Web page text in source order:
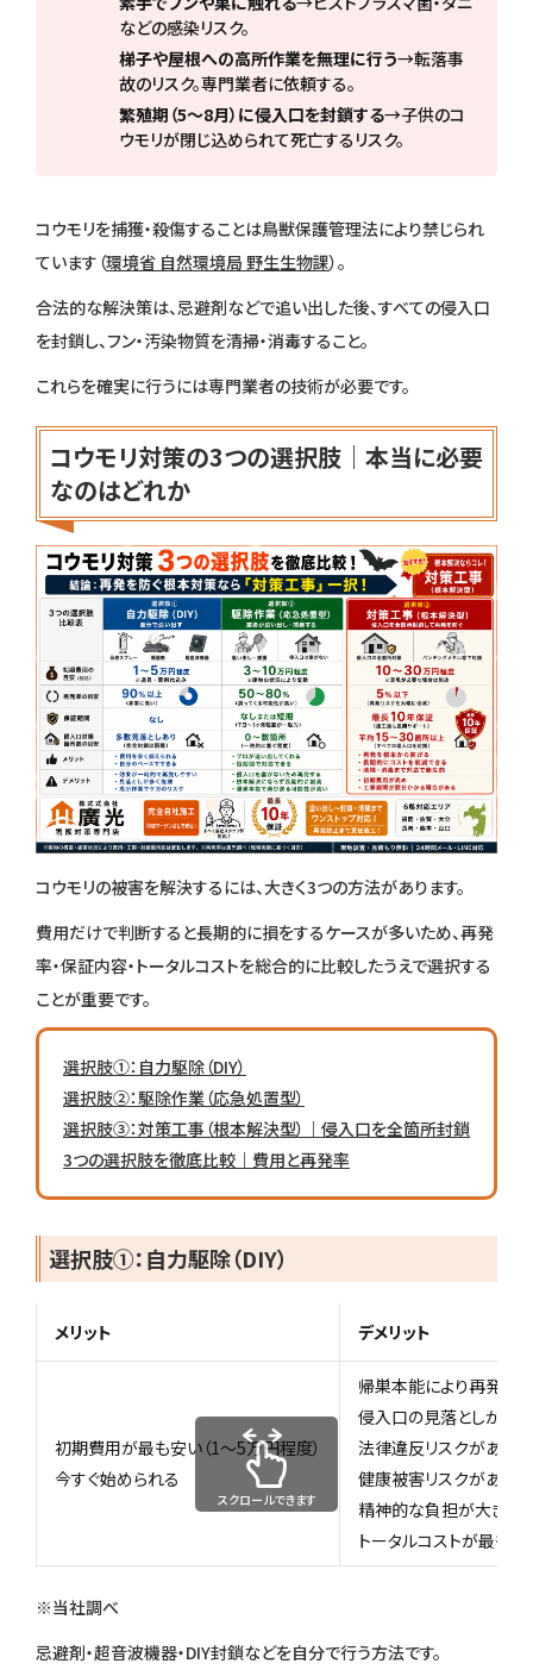
などの感染リスク。
梯子や屋根への高所作業を無理に行う→転落事
故のリスク。専門業者に依頼する。
繁殖期（5〜8月）に侵入口を封鎖する→子供のコ
ウモリが閉じ込められて死亡するリスク。
コウモリを捕獲・殺傷することは鳥獣保護管理法により禁じられ
ています（環境省 自然環境局 野生生物課）。
合法的な解決策は、忌避剤などで追い出した後、すべての侵入口
を封鎖し、フン・汚染物質を清掃・消毒すること。
これらを確実に行うには専門業者の技術が必要です。
コウモリ対策の3つの選択肢｜本当に必要
なのはどれか
コウモリの被害を解決するには、大きく3つの方法があります。
費用だけで判断すると長期的に損をするケースが多いため、再発
率・保証内容・トータルコストを総合的に比較したうえで選択する
ことが重要です。
選択肢①：自力駆除（DIY）
選択肢②：駆除作業（応急処置型）
選択肢③：対策工事（根本解決型）｜侵入口を全箇所封鎖
3つの選択肢を徹底比較｜費用と再発率
選択肢①：自力駆除（DIY）
メリット デメリット
初期費用が最も安い（1〜5万円程度）
今すぐ始められる
帰巣本能により再発率
侵入口の見落としが多い
法律違反リスクがある
健康被害リスクがある
精神的な負担が大きい
トータルコストが最も高
スクロールできます
※当社調べ
忌避剤・超音波機器・DIY封鎖などを自分で行う方法です。